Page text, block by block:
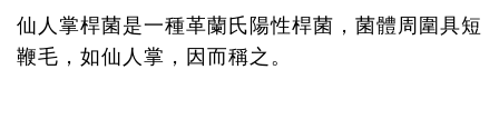
仙人掌桿菌是一種革蘭氏陽性桿菌，菌體周圍具短
鞭毛，如仙人掌，因而稱之。